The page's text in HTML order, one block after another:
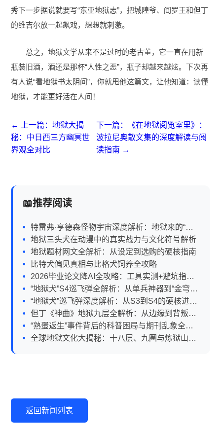
秀下一步据说就要写“东亚地狱志”，把城隍爷、阎罗王和但丁
的维吉尔放一起飙戏，想想就刺激。
总之，地狱文学从来不是过时的老古董，它一直在用新
瓶装旧酒，酒还是那杯“人性之恶”，瓶子却越来越炫。下次再
有人说“看地狱书太阴间”，你就甩他这篇文，让他知道：读懂
地狱，才能更好活在人间！
← 上一篇：地狱大揭
秘：中日西三方幽冥世
界观全对比
下一篇：《在地狱阅览室里》：
波拉尼奥散文集的深度解读与阅
读指南 →
推荐阅读
特雷弗·亨德森怪物宇宙深度解析：地狱来的“好
孩子”到底有多邪门？
地狱三头犬在动漫中的真实战力与文化符号解析
地狱题材网文全解析：从设定到选购的硬核指南
比特犬偏见真相与比格犬饲养全攻略
2026毕业论文降AI全攻略：工具实测+避坑指南
+未来趋势
“地狱犬”S4巡飞弹全解析：从单兵神器到“金穹”
防御尖兵
“地狱犬”巡飞弹深度解析：从S3到S4的硬核进化
与实战潜力
但丁《神曲》地狱九层全解析：从边缘到背叛的
罪罚宇宙
“熟蛋返生”事件背后的科普困局与期刊乱象全解
析全球地狱文化大揭秘：十八层、九圈与炼狱山全
返回新闻列表